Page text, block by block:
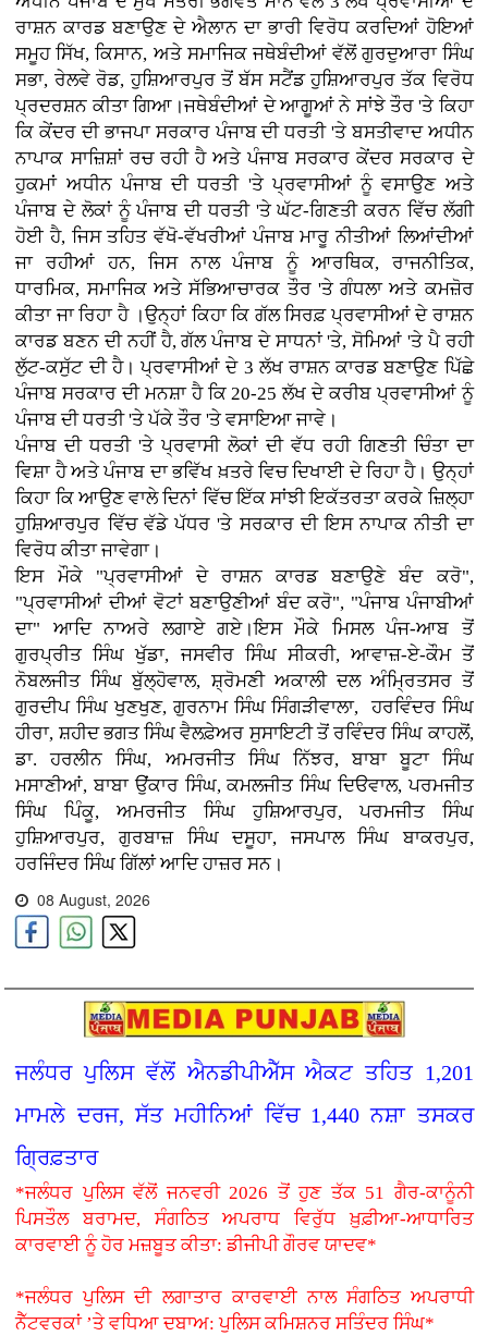
ਰਾਸ਼ਨ ਕਾਰਡ ਬਣਾਉਣ ਦੇ ਐਲਾਨ ਦਾ ਭਾਰੀ ਵਿਰੋਧ ਕਰਦਿਆਂ ਹੋਇਆਂ
ਸਮੂਹ ਸਿੱਖ, ਕਿਸਾਨ, ਅਤੇ ਸਮਾਜਿਕ ਜਥੇਬੰਦੀਆਂ ਵੱਲੋਂ ਗੁਰਦੁਆਰਾ ਸਿੰਘ
ਸਭਾ, ਰੇਲਵੇ ਰੋਡ, ਹੁਸ਼ਿਆਰਪੁਰ ਤੋਂ ਬੱਸ ਸਟੈਂਡ ਹੁਸ਼ਿਆਰਪੁਰ ਤੱਕ ਵਿਰੋਧ
ਪ੍ਰਦਰਸ਼ਨ ਕੀਤਾ ਗਿਆ।ਜਥੇਬੰਦੀਆਂ ਦੇ ਆਗੂਆਂ ਨੇ ਸਾਂਝੇ ਤੌਰ 'ਤੇ ਕਿਹਾ
ਕਿ ਕੇਂਦਰ ਦੀ ਭਾਜਪਾ ਸਰਕਾਰ ਪੰਜਾਬ ਦੀ ਧਰਤੀ 'ਤੇ ਬਸਤੀਵਾਦ ਅਧੀਨ
ਨਾਪਾਕ ਸਾਜ਼ਿਸ਼ਾਂ ਰਚ ਰਹੀ ਹੈ ਅਤੇ ਪੰਜਾਬ ਸਰਕਾਰ ਕੇਂਦਰ ਸਰਕਾਰ ਦੇ
ਹੁਕਮਾਂ ਅਧੀਨ ਪੰਜਾਬ ਦੀ ਧਰਤੀ 'ਤੇ ਪ੍ਰਵਾਸੀਆਂ ਨੂੰ ਵਸਾਉਣ ਅਤੇ
ਪੰਜਾਬ ਦੇ ਲੋਕਾਂ ਨੂੰ ਪੰਜਾਬ ਦੀ ਧਰਤੀ 'ਤੇ ਘੱਟ-ਗਿਣਤੀ ਕਰਨ ਵਿੱਚ ਲੱਗੀ
ਹੋਈ ਹੈ, ਜਿਸ ਤਹਿਤ ਵੱਖੋ-ਵੱਖਰੀਆਂ ਪੰਜਾਬ ਮਾਰੂ ਨੀਤੀਆਂ ਲਿਆਂਦੀਆਂ
ਜਾ ਰਹੀਆਂ ਹਨ, ਜਿਸ ਨਾਲ ਪੰਜਾਬ ਨੂੰ ਆਰਥਿਕ, ਰਾਜਨੀਤਿਕ,
ਧਾਰਮਿਕ, ਸਮਾਜਿਕ ਅਤੇ ਸੱਭਿਆਚਾਰਕ ਤੌਰ 'ਤੇ ਗੰਧਲਾ ਅਤੇ ਕਮਜ਼ੋਰ
ਕੀਤਾ ਜਾ ਰਿਹਾ ਹੈ ।ਉਨ੍ਹਾਂ ਕਿਹਾ ਕਿ ਗੱਲ ਸਿਰਫ਼ ਪ੍ਰਵਾਸੀਆਂ ਦੇ ਰਾਸ਼ਨ
ਕਾਰਡ ਬਣਨ ਦੀ ਨਹੀਂ ਹੈ, ਗੱਲ ਪੰਜਾਬ ਦੇ ਸਾਧਨਾਂ 'ਤੇ, ਸੋਮਿਆਂ 'ਤੇ ਪੈ ਰਹੀ
ਲੁੱਟ-ਕਸੁੱਟ ਦੀ ਹੈ। ਪ੍ਰਵਾਸੀਆਂ ਦੇ 3 ਲੱਖ ਰਾਸ਼ਨ ਕਾਰਡ ਬਣਾਉਣ ਪਿੱਛੇ
ਪੰਜਾਬ ਸਰਕਾਰ ਦੀ ਮਨਸ਼ਾ ਹੈ ਕਿ 20-25 ਲੱਖ ਦੇ ਕਰੀਬ ਪ੍ਰਵਾਸੀਆਂ ਨੂੰ
ਪੰਜਾਬ ਦੀ ਧਰਤੀ 'ਤੇ ਪੱਕੇ ਤੌਰ 'ਤੇ ਵਸਾਇਆ ਜਾਵੇ।
ਪੰਜਾਬ ਦੀ ਧਰਤੀ 'ਤੇ ਪ੍ਰਵਾਸੀ ਲੋਕਾਂ ਦੀ ਵੱਧ ਰਹੀ ਗਿਣਤੀ ਚਿੰਤਾ ਦਾ
ਵਿਸ਼ਾ ਹੈ ਅਤੇ ਪੰਜਾਬ ਦਾ ਭਵਿੱਖ ਖ਼ਤਰੇ ਵਿਚ ਦਿਖਾਈ ਦੇ ਰਿਹਾ ਹੈ। ਉਨ੍ਹਾਂ
ਕਿਹਾ ਕਿ ਆਉਣ ਵਾਲੇ ਦਿਨਾਂ ਵਿੱਚ ਇੱਕ ਸਾਂਝੀ ਇਕੱਤਰਤਾ ਕਰਕੇ ਜ਼ਿਲ੍ਹਾ
ਹੁਸ਼ਿਆਰਪੁਰ ਵਿੱਚ ਵੱਡੇ ਪੱਧਰ 'ਤੇ ਸਰਕਾਰ ਦੀ ਇਸ ਨਾਪਾਕ ਨੀਤੀ ਦਾ
ਵਿਰੋਧ ਕੀਤਾ ਜਾਵੇਗਾ।
ਇਸ ਮੌਕੇ "ਪ੍ਰਵਾਸੀਆਂ ਦੇ ਰਾਸ਼ਨ ਕਾਰਡ ਬਣਾਉਣੇ ਬੰਦ ਕਰੋ",
"ਪ੍ਰਵਾਸੀਆਂ ਦੀਆਂ ਵੋਟਾਂ ਬਣਾਉਣੀਆਂ ਬੰਦ ਕਰੋ", "ਪੰਜਾਬ ਪੰਜਾਬੀਆਂ‌
ਦਾ" ਆਦਿ ਨਾਅਰੇ ਲਗਾਏ ਗਏ।ਇਸ ਮੌਕੇ ਮਿਸਲ ਪੰਜ-ਆਬ ਤੋਂ
ਗੁਰਪ੍ਰੀਤ ਸਿੰਘ ਖੁੱਡਾ, ਜਸਵੀਰ ਸਿੰਘ ਸੀਕਰੀ, ਆਵਾਜ਼-ਏ-ਕੌਮ ਤੋਂ
ਨੋਬਲਜੀਤ ਸਿੰਘ ਬੁੱਲ੍ਹੋਵਾਲ, ਸ਼੍ਰੋਮਣੀ ਅਕਾਲੀ ਦਲ ਅੰਮ੍ਰਿਤਸਰ ਤੋਂ
ਗੁਰਦੀਪ ਸਿੰਘ ਖੁਣਖੁਣ, ਗੁਰਨਾਮ ਸਿੰਘ ਸਿੰਗੜੀਵਾਲਾ, ਹਰਵਿੰਦਰ ਸਿੰਘ
ਹੀਰਾ, ਸ਼ਹੀਦ ਭਗਤ ਸਿੰਘ ਵੈਲਫ਼ੇਅਰ ਸੁਸਾਇਟੀ ਤੋਂ ਰਵਿੰਦਰ ਸਿੰਘ ਕਾਹਲੋਂ,
ਡਾ. ਹਰਲੀਨ ਸਿੰਘ, ਅਮਰਜੀਤ ਸਿੰਘ ਨਿੱਝਰ, ਬਾਬਾ ਬੂਟਾ ਸਿੰਘ
ਮਸਾਣੀਆਂ, ਬਾਬਾ ਉਂਕਾਰ ਸਿੰਘ, ਕਮਲਜੀਤ ਸਿੰਘ ਦਿੳਵਾਲ, ਪਰਮਜੀਤ
ਸਿੰਘ ਪਿੰਕੂ, ਅਮਰਜੀਤ ਸਿੰਘ ਹੁਸ਼ਿਆਰਪੁਰ, ਪਰਮਜੀਤ ਸਿੰਘ
ਹੁਸ਼ਿਆਰਪੁਰ, ਗੁਰਬਾਜ਼ ਸਿੰਘ ਦਸੂਹਾ, ਜਸਪਾਲ ਸਿੰਘ ਬਾਕਰਪੁਰ,
ਹਰਜਿੰਦਰ ਸਿੰਘ ਗਿੱਲਾਂ ਆਦਿ ਹਾਜ਼ਰ ਸਨ।
08 August, 2026
ਜਲੰਧਰ ਪੁਲਿਸ ਵੱਲੋਂ ਐਨਡੀਪੀਐੱਸ ਐਕਟ ਤਹਿਤ 1,201
ਮਾਮਲੇ ਦਰਜ, ਸੱਤ ਮਹੀਨਿਆਂ ਵਿੱਚ 1,440 ਨਸ਼ਾ ਤਸਕਰ
ਗ੍ਰਿਫ਼ਤਾਰ
*ਜਲੰਧਰ ਪੁਲਿਸ ਵੱਲੋਂ ਜਨਵਰੀ 2026 ਤੋਂ ਹੁਣ ਤੱਕ 51 ਗੈਰ-ਕਾਨੂੰਨੀ
ਪਿਸਤੌਲ ਬਰਾਮਦ, ਸੰਗਠਿਤ ਅਪਰਾਧ ਵਿਰੁੱਧ ਖ਼ੁਫ਼ੀਆ-ਆਧਾਰਿਤ
ਕਾਰਵਾਈ ਨੂੰ ਹੋਰ ਮਜ਼ਬੂਤ ਕੀਤਾ: ਡੀਜੀਪੀ ਗੌਰਵ ਯਾਦਵ*
*ਜਲੰਧਰ ਪੁਲਿਸ ਦੀ ਲਗਾਤਾਰ ਕਾਰਵਾਈ ਨਾਲ ਸੰਗਠਿਤ ਅਪਰਾਧੀ
ਨੈੱਟਵਰਕਾਂ ’ਤੇ ਵਧਿਆ ਦਬਾਅ: ਪੁਲਿਸ ਕਮਿਸ਼ਨਰ ਸਤਿੰਦਰ ਸਿੰਘ*